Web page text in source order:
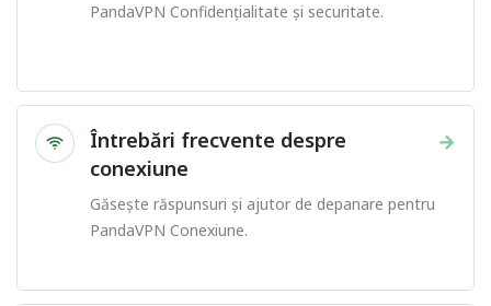
PandaVPN Confidențialitate și securitate.
→
Întrebări frecvente despre
conexiune
Găsește răspunsuri și ajutor de depanare pentru
PandaVPN Conexiune.